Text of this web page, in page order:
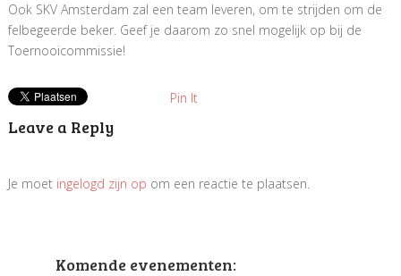
Ook SKV Amsterdam zal een team leveren, om te strijden om de
felbegeerde beker. Geef je daarom zo snel mogelijk op bij de
Toernooicommissie!
Pin It
Leave a Reply
Je moet ingelogd zijn op om een reactie te plaatsen.
Komende evenementen: